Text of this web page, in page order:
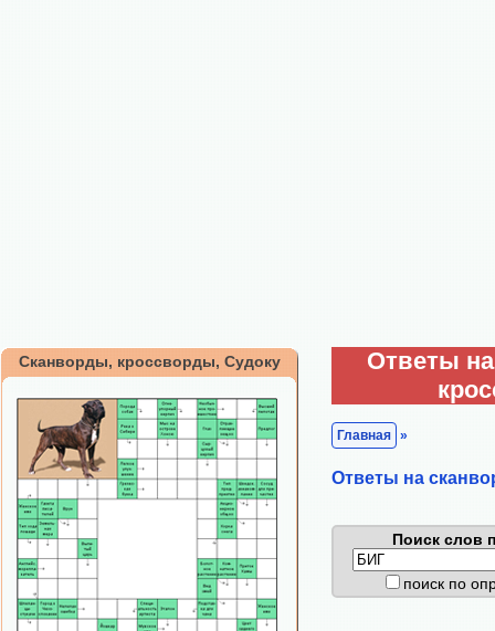
Сканворды, кроссворды, Судоку
Ответы
Главная »
Ответы на
Поиск слов
поиск по